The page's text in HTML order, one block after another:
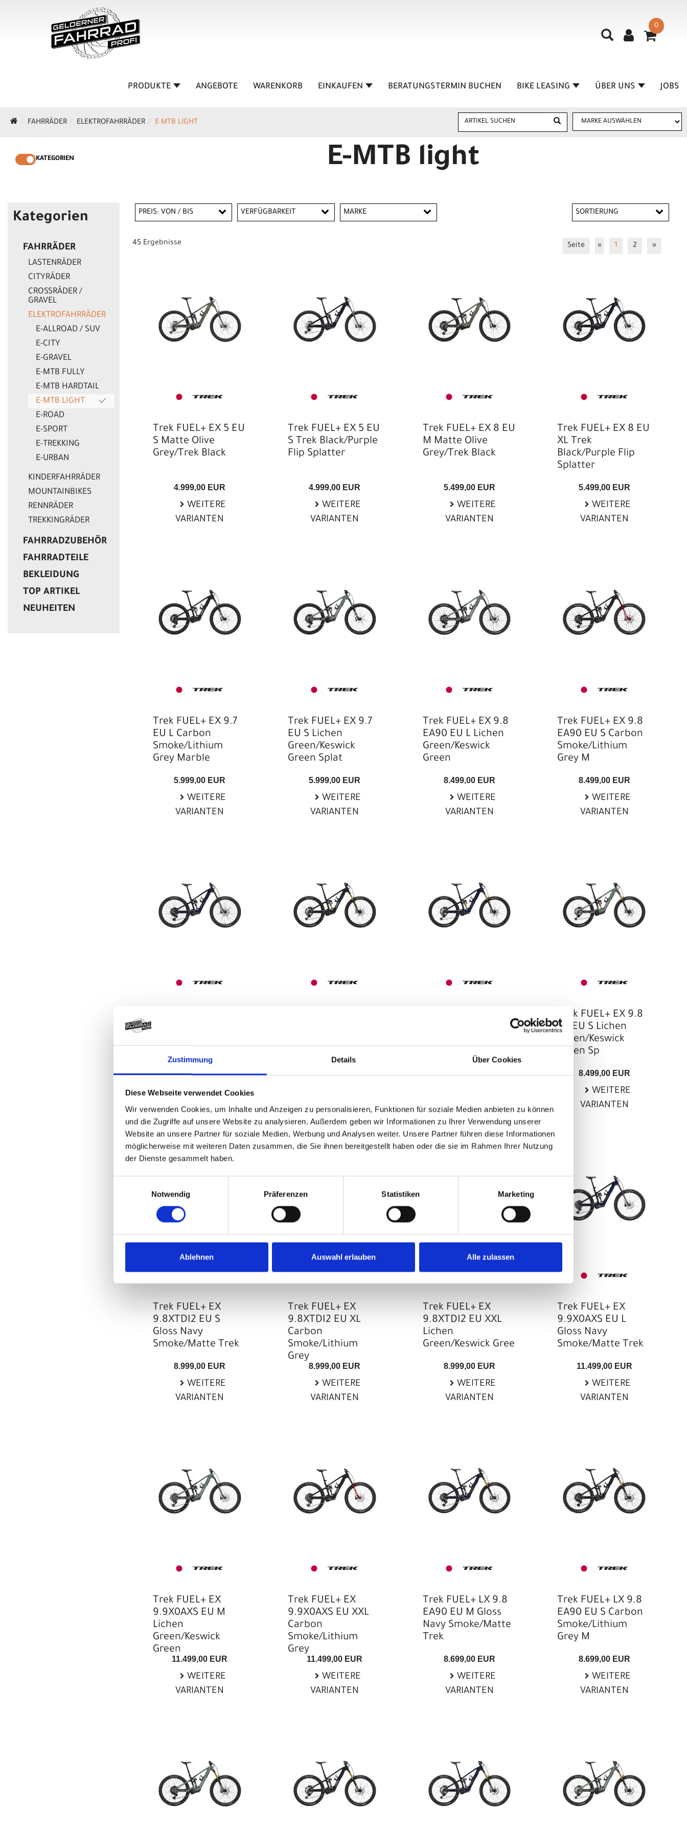
Zustimmung Details Über Cookies
Diese Webseite verwendet Cookies
Wir verwenden Cookies, um Inhalte und Anzeigen zu personalisieren, Funktionen für soziale Medien anbieten zu können
und die Zugriffe auf unsere Website zu analysieren. Außerdem geben wir Informationen zu Ihrer Verwendung unserer
Website an unsere Partner für soziale Medien, Werbung und Analysen weiter. Unsere Partner führen diese Informationen
möglicherweise mit weiteren Daten zusammen, die Sie ihnen bereitgestellt haben oder die sie im Rahmen Ihrer Nutzung
der Dienste gesammelt haben.
Notwendig
Präferenzen Statistiken Marketing
Ablehnen Auswahl erlauben Alle zulassen
0
PRODUKTE ANGEBOTE WARENKORB EINKAUFEN BERATUNGSTERMIN BUCHEN BIKE LEASING ÜBER UNS JOBS
FAHRRÄDER ELEKTROFAHRRÄDER E-MTB LIGHT
KATEGORIEN E-MTB light
Kategorien
FAHRRÄDER
LASTENRÄDER
CITYRÄDER
CROSSRÄDER /
GRAVEL
ELEKTROFAHRRÄDER
E-ALLROAD / SUV
E-CITY
E-GRAVEL
E-MTB FULLY
E-MTB HARDTAIL
E-MTB LIGHT
E-ROAD
E-SPORT
E-TREKKING
E-URBAN
KINDERFAHRRÄDER
MOUNTAINBIKES
RENNRÄDER
TREKKINGRÄDER
FAHRRADZUBEHÖR
FAHRRADTEILE
BEKLEIDUNG
TOP ARTIKEL
NEUHEITEN
SORTIERUNG
PREIS: VON / BIS VERFÜGBARKEIT MARKE
Seite « 1 2 »
45 Ergebnisse
Trek FUEL+ EX 5 EU
S Matte Olive
Grey/Trek Black
4.999,00 EUR
WEITERE
VARIANTEN
Trek FUEL+ EX 5 EU
S Trek Black/Purple
Flip Splatter
4.999,00 EUR
WEITERE
VARIANTEN
Trek FUEL+ EX 8 EU
M Matte Olive
Grey/Trek Black
5.499,00 EUR
WEITERE
VARIANTEN
Trek FUEL+ EX 8 EU
XL Trek
Black/Purple Flip
Splatter
5.499,00 EUR
WEITERE
VARIANTEN
Trek FUEL+ EX 9.7
EU L Carbon
Smoke/Lithium
Grey Marble
5.999,00 EUR
WEITERE
VARIANTEN
Trek FUEL+ EX 9.7
EU S Lichen
Green/Keswick
Green Splat
5.999,00 EUR
WEITERE
VARIANTEN
Trek FUEL+ EX 9.8
EA90 EU L Lichen
Green/Keswick
Green
8.499,00 EUR
WEITERE
VARIANTEN
Trek FUEL+ EX 9.8
EA90 EU S Carbon
Smoke/Lithium
Grey M
8.499,00 EUR
WEITERE
VARIANTEN
8.499,00 EUR
WEITERE
VARIANTEN
8.499,00 EUR
VARIANTEN
XT EU M Gloss Navy
8.499,00 EUR
VARIANTEN
Trek FUEL+ EX 9.8
XT EU S Lichen
Green/Keswick
Green Sp
8.499,00 EUR
WEITERE
VARIANTEN
Trek FUEL+ EX
9.8XTDI2 EU S
Gloss Navy
Smoke/Matte Trek
8.999,00 EUR
WEITERE
VARIANTEN
Trek FUEL+ EX
9.8XTDI2 EU XL
Carbon
Smoke/Lithium
Grey
8.999,00 EUR
WEITERE
VARIANTEN
Trek FUEL+ EX
9.8XTDI2 EU XXL
Lichen
Green/Keswick Gree
8.999,00 EUR
WEITERE
VARIANTEN
Trek FUEL+ EX
9.9X0AXS EU L
Gloss Navy
Smoke/Matte Trek
11.499,00 EUR
WEITERE
VARIANTEN
Trek FUEL+ EX
9.9X0AXS EU M
Lichen
Green/Keswick
Green
11.499,00 EUR
WEITERE
VARIANTEN
Trek FUEL+ EX
9.9X0AXS EU XXL
Carbon
Smoke/Lithium
Grey
11.499,00 EUR
WEITERE
VARIANTEN
Trek FUEL+ LX 9.8
EA90 EU M Gloss
Navy Smoke/Matte
Trek
8.699,00 EUR
WEITERE
VARIANTEN
Trek FUEL+ LX 9.8
EA90 EU S Carbon
Smoke/Lithium
Grey M
8.699,00 EUR
WEITERE
VARIANTEN